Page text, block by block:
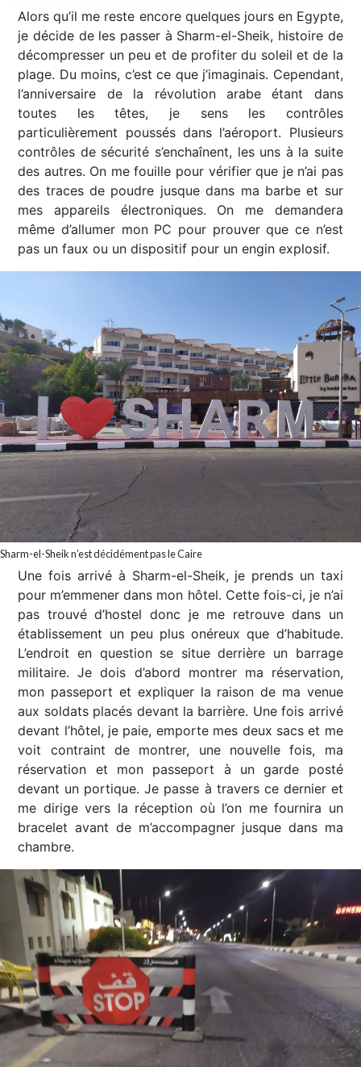
Alors qu’il me reste encore quelques jours en Egypte,
je décide de les passer à Sharm-el-Sheik, histoire de
décompresser un peu et de profiter du soleil et de la
plage. Du moins, c’est ce que j’imaginais. Cependant,
l’anniversaire de la révolution arabe étant dans
toutes les têtes, je sens les contrôles
particulièrement poussés dans l’aéroport. Plusieurs
contrôles de sécurité s’enchaînent, les uns à la suite
des autres. On me fouille pour vérifier que je n’ai pas
des traces de poudre jusque dans ma barbe et sur
mes appareils électroniques. On me demandera
même d’allumer mon PC pour prouver que ce n’est
pas un faux ou un dispositif pour un engin explosif.
Sharm-el-Sheik n’est décidément pas le Caire
Une fois arrivé à Sharm-el-Sheik, je prends un taxi
pour m’emmener dans mon hôtel. Cette fois-ci, je n’ai
pas trouvé d’hostel donc je me retrouve dans un
établissement un peu plus onéreux que d’habitude.
L’endroit en question se situe derrière un barrage
militaire. Je dois d’abord montrer ma réservation,
mon passeport et expliquer la raison de ma venue
aux soldats placés devant la barrière. Une fois arrivé
devant l’hôtel, je paie, emporte mes deux sacs et me
voit contraint de montrer, une nouvelle fois, ma
réservation et mon passeport à un garde posté
devant un portique. Je passe à travers ce dernier et
me dirige vers la réception où l’on me fournira un
bracelet avant de m’accompagner jusque dans ma
chambre.